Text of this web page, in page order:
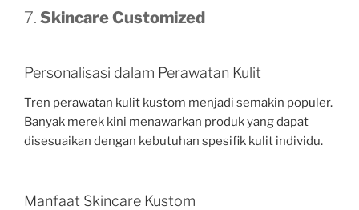
7. Skincare Customized
Personalisasi dalam Perawatan Kulit
Tren perawatan kulit kustom menjadi semakin populer.
Banyak merek kini menawarkan produk yang dapat
disesuaikan dengan kebutuhan spesifik kulit individu.
Manfaat Skincare Kustom